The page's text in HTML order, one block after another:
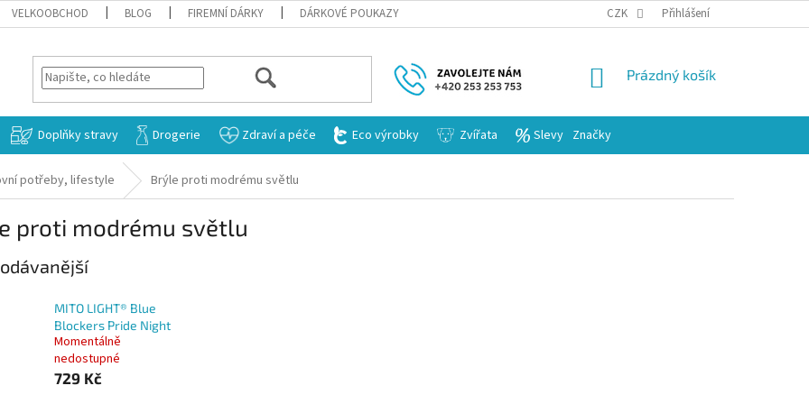
VELKOOBCHOD BLOG FIREMNÍ DÁRKY DÁRKOVÉ POUKAZY CZK Přihlášení
HLEDAT
NÁKUPNÍ
Prázdný košík
Doplňky stravy Drogerie Zdraví a péče Eco výrobky Zvířata Slevy Značky
potřeby, lifestyle Brýle proti modrému světlu
proti modrému světlu
MITO LIGHT® Blue
Blockers Pride Night
Momentálně
nedostupné
729 Kč